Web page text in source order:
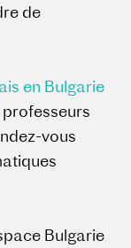
de
en Bulgarie
professeurs
vous
Bulgarie